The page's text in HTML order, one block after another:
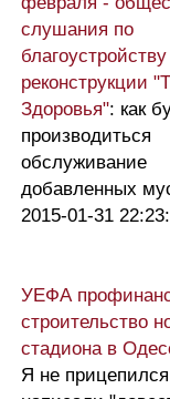
слушания по
реконструкции
Здоровья": как
производиться
обслуживание
добавленных
2015-01-31
УЕФА
строительство
стадиона в
Я не